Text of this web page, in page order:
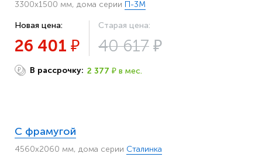
3300х1500 мм, дома серии П-3М
Новая цена:
26 401 ₽
Старая цена:
40 617 ₽
₽ В рассрочку: 2 377 ₽ в мес.
С фрамугой
4560х2060 мм, дома серии Сталинка